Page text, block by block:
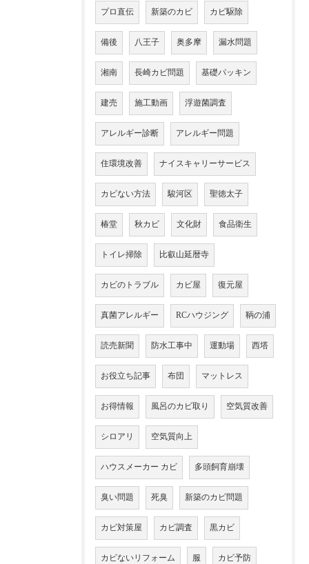
プロ直伝 新築のカビ カビ駆除
備後 八王子 奥多摩 漏水問題
湘南 長崎カビ問題 基礎パッキン
建売 施工動画 浮遊菌調査
アレルギー診断 アレルギー問題
住環境改善 ナイスキャリーサービス
カビない方法 駿河区 聖徳太子
椿堂 秋カビ 文化財 食品衛生
トイレ掃除 比叡山延暦寺
カビのトラブル カビ屋 復元屋
真菌アレルギー RCハウジング 鞆の浦
読売新聞 防水工事中 運動場 西塔
お役立ち記事 布団 マットレス
お得情報 風呂のカビ取り 空気質改善
シロアリ 空気質向上
ハウスメーカー カビ 多頭飼育崩壊
臭い問題 死臭 新築のカビ問題
カビ対策屋 カビ調査 黒カビ
カビないリフォーム 服 カビ予防